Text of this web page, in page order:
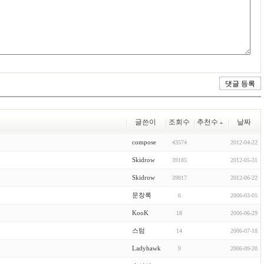
글쓴이 조회수 추천수 날짜
compose 43574 2012-04-22
Skidrow 39185 2012-05-31
Skidrow 39817 2012-06-22
문창록 6 2006-03-05
KooK 18 2006-06-29
스텀 14 2006-07-18
Ladyhawk 9 2006-09-20